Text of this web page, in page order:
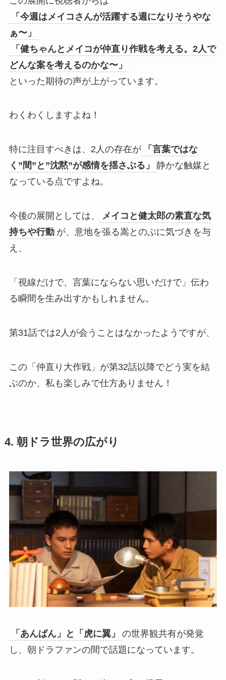
「今週はメイコさんが活躍する週になりそうやな
ぁ〜」
「健ちゃんとメイコが仲直り作戦を考える。2人で
どんな案を考えるのかな〜」
といった期待の声が上がっています。
わくわくしますよね！
特に注目すべきは、2人の存在が
「言葉ではな
く”間”と”沈黙”が感情を揺さぶる」
静かな触媒と
なっている点ですよね。
今後の展開としては、
メイコと健太郎の素直な気
持ちや行動 が、意地を張る嵩とのぶに気づきを与
え、
「視線だけで、言葉にならない思いだけで」伝わ
る瞬間を生み出すかもしれません。
第31話では2人が会うことはなかったようですが、
この「仲直り大作戦」が第32話以降でどう実を結
ぶのか、私も楽しみで仕方ありません！
4. 朝ドラ世界の広がり
「あんぱん」と「虎に翼」
の世界観共有が発覚
し、朝ドラファンの間で話題になっています。